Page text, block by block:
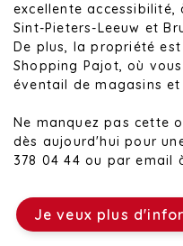
excellente
Sint-Pieters-Leeuw et
De plus, la propriété
Shopping Pajot, où
éventail de magasins et
Ne manquez pas cette
dès aujourd'hui pour
378 04 44 ou par email
Je veux plus